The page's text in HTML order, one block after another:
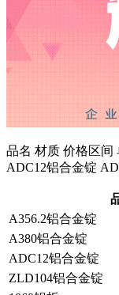
品名 材质 价格区间
ADC12铝合金锭
A356.2铝合金锭
A380铝合金锭
ADC12铝合金锭
ZLD104铝合金锭